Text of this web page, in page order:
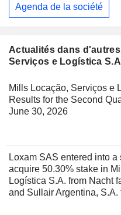
Actualités dans
Serviços e Logística
Mills Locação, Serviços e
Results for the Second
June 30, 2026
Loxam SAS entered into
acquire 50.30% stake in
Logística S.A. from Nacht
and Sullair Argentina, S.A.
Agenda de la société